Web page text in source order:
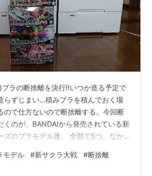
ラの断捨離を決行!!いつか造る予定で
らずじまい…積みプラを積んでおく場
ので仕方ないので断捨離する。今回断
くのが、BANDAIから発売されている新
ズのプラモデル達。 全部で5つ。なか
¥1,000以上。¥1,000未満なら売らな
ークションサイトで売ればそれなりの
モデル #新サクラ大戦 #断捨離